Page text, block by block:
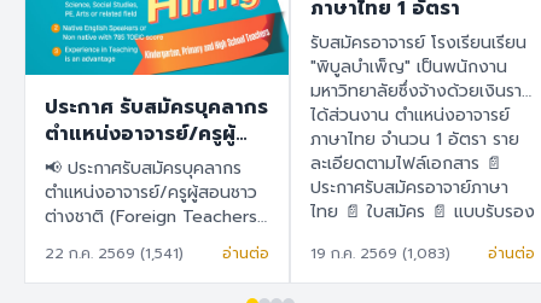
ประกาศ รับสมัครบุคลากร
ตำแหน่งอาจารย์/ครูผู้
สอนชาวต่างชาติ
(Foreign Teachers)
📢 ประกาศรับสมัครบุคลากร
ตำแหน่งอาจารย์/ครูผู้สอนชาว
ต่างชาติ (Foreign Teachers)
โรงเรียนสาธิต "พิบูลบำเพ็ญ"
มหาวิทยาลัยบูรพา 🇹🇭 ภาษา
ไทย โรงเรียนสาธิต "พิบูล
22 ก.ค. 2569 (1,541) อ่านต่อ
ภาษาไทย 1 อัตรา
รับสมัครอาจารย์ โรงเรียนเรียน
"พิบูลบำเพ็ญ" เป็นพนักงาน
มหาวิทยาลัยซึ่งจ้างด้วยเงินราย
ได้ส่วนงาน ตำแหน่งอาจารย์
ภาษาไทย จำนวน 1 อัตรา ราย
ละเอียดตามไฟล์เอกสาร 📄
ประกาศรับสมัครอาจาย์ภาษา
ไทย 📄 ใบสมัคร 📄 แบบรับรอง
19 ก.ค. 2569 (1,083) อ่านต่อ